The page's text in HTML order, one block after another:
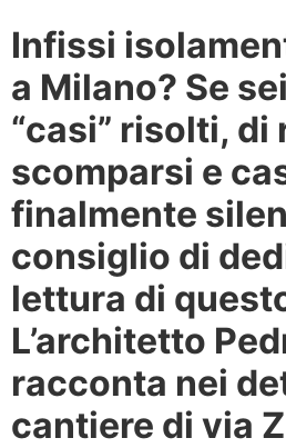
Infissi
a Milano? Se
“casi” risolti, di
scomparsi e
finalmente
consiglio di
lettura di
L’architetto
racconta nei
cantiere di via